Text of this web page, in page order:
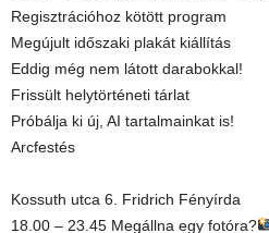
Regisztrációhoz kötött program
Megújult időszaki plakát kiállítás
Eddig még nem látott darabokkal!
Frissült helytörténeti tárlat
Próbálja ki új, AI tartalmainkat is!
Arcfestés
Kossuth utca 6. Fridrich Fényírda
18.00 – 23.45 Megállna egy fotóra?